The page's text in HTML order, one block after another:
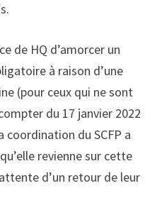
de HQ d’amorcer un
à raison d’une
(pour ceux qui ne sont
du 17 janvier 2022
coordination du SCFP a
revienne sur cette
d’un retour de leur